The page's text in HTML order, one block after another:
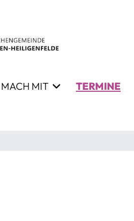
MACH MIT TERMINE